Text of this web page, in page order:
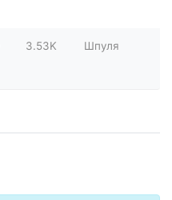
3.53K Шпуля